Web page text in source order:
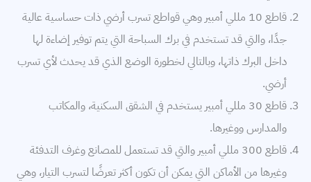
قاطع 10 مللي أمبير وهي قواطع تسرب أرضي ذات حساسية عالية
جدًا، والتي قد تستخدم في برك السباحة التي يتم توفير إضاءة لها
داخل البرك ذاتها، وبالتالي لخطورة الوضع الذي قد يحدث لأي تسرب
أرضي.
قاطع 30 مللي أمبير يستخدم في الشقق السكنية، والمكاتب
والمدارس ووغيرها.
قاطع 300 مللي أمبير والتي قد تستعمل للمصانع وغرف التدفئة
وغيرها من الأماكن التي يمكن أن تكون أكثر تعرضًا لتسرب التيار، وهي